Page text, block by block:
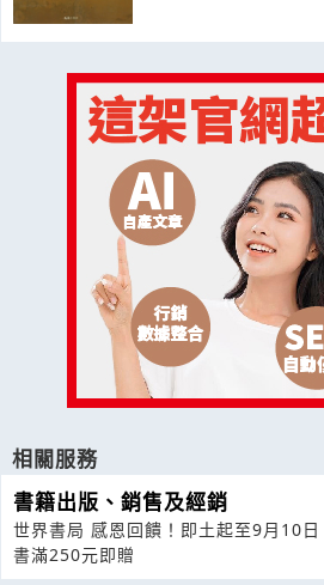
相關服務
書籍出版、銷售及經銷
世界書局 感恩回饋！即土起至9月10日
書滿250元即贈